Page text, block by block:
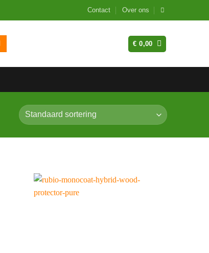
Contact Over ons
€ 0,00